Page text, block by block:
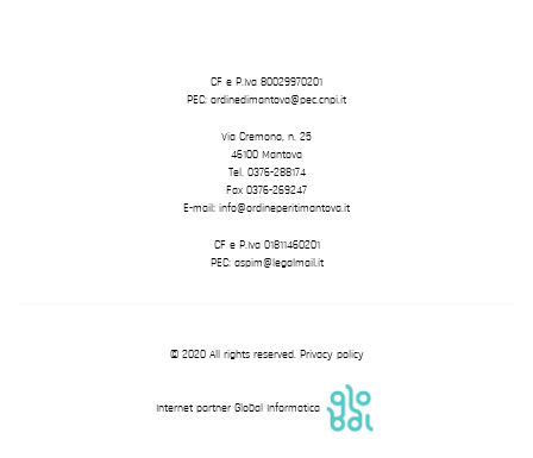
CF e P.Iva 80029970201
PEC: ordinedimantova@pec.cnpi.it
Via Cremona, n. 25
46100 Mantova
Tel. 0376-288174
Fax 0376-269247
E-mail: info@ordineperitimantova.it
CF e P.Iva 01811460201
PEC: aspim@legalmail.it
© 2020 All rights reserved. Privacy policy
Internet partner Global Informatica